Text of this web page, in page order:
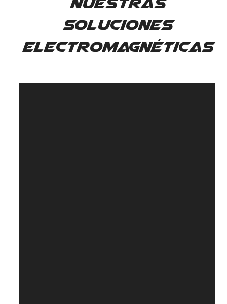
soluciones
electromagnéticas